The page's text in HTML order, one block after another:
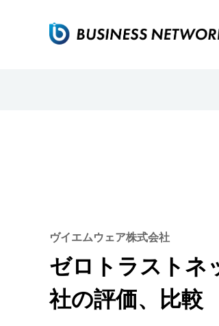
ヴイエムウェア株式会社
ゼロトラスト
社の評価、比較